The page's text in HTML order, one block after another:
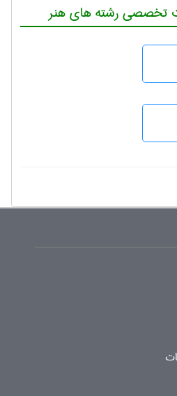
تخصصی رشته های هنر